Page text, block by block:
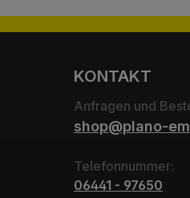
KONTAKT
Anfragen und
shop@plano-
Telefonnummer:
06441 - 97650